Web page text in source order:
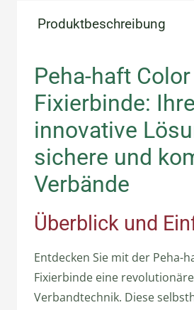
Produktbeschreibung
Peha-haft
Fixierbinde: Ihre
innovative
sichere und
Verbände
Überblick und
Entdecken Sie mit der Peha-
Fixierbinde eine revolutionäre
Verbandtechnik. Diese